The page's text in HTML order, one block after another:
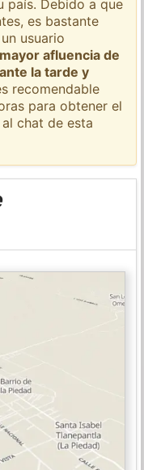
país. Debido a que
es bastante
usuario
afluencia de
la tarde y
recomendable
para obtener el
chat de esta